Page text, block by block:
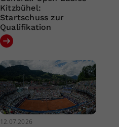
Kitzbühel:
Startschuss zur
Qualifikation
12.07.2026